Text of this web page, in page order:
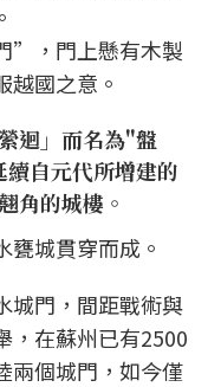
”，門上懸有木製
越國之意。
迴」而名為"盤
自元代所增建的
角的城樓。
甕城貫穿而成。
城門，間距戰術與
，在蘇州已有2500
兩個城門，如今僅